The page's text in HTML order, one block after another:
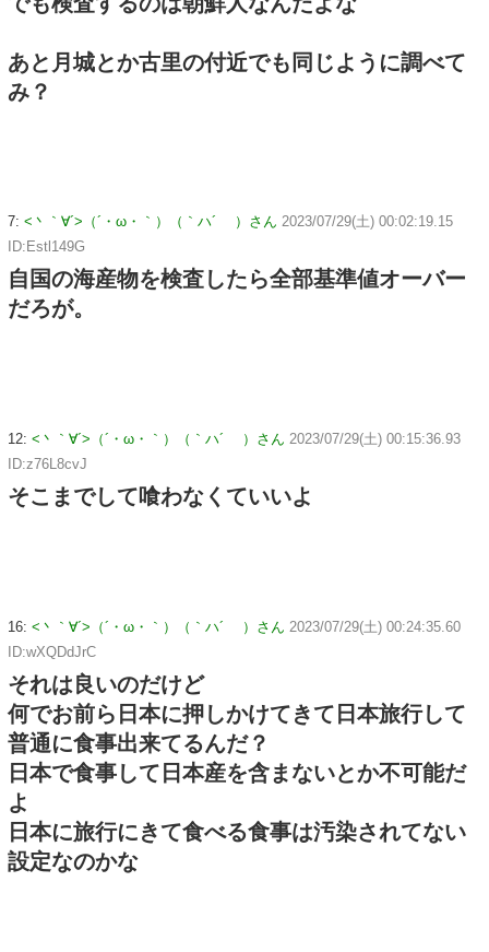
あと月城とか古里の付近でも同じように調べて
み？
7: <丶｀∀´>（´・ω・｀）（｀ハ´ ）さん 2023/07/29(土) 00:02:19.15
ID:Estl149G
自国の海産物を検査したら全部基準値オーバー
だろが。
12: <丶｀∀´>（´・ω・｀）（｀ハ´ ）さん 2023/07/29(土) 00:15:36.93
ID:z76L8cvJ
そこまでして喰わなくていいよ
16: <丶｀∀´>（´・ω・｀）（｀ハ´ ）さん 2023/07/29(土) 00:24:35.60
ID:wXQDdJrC
それは良いのだけど
何でお前ら日本に押しかけてきて日本旅行して
普通に食事出来てるんだ？
日本で食事して日本産を含まないとか不可能だ
よ
日本に旅行にきて食べる食事は汚染されてない
設定なのかな